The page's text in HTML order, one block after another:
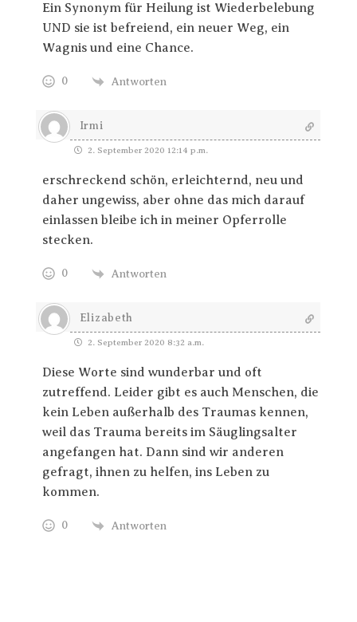
Ein Synonym für Heilung ist Wiederbelebung
UND sie ist befreiend, ein neuer Weg, ein
Wagnis und eine Chance.
0 Antworten
Irmi
2. September 2020 12:14 p.m.
erschreckend schön, erleichternd, neu und
daher ungewiss, aber ohne das mich darauf
einlassen bleibe ich in meiner Opferrolle
stecken.
0 Antworten
Elizabeth
2. September 2020 8:32 a.m.
Diese Worte sind wunderbar und oft
zutreffend. Leider gibt es auch Menschen, die
kein Leben außerhalb des Traumas kennen,
weil das Trauma bereits im Säuglingsalter
angefangen hat. Dann sind wir anderen
gefragt, ihnen zu helfen, ins Leben zu
kommen.
0 Antworten